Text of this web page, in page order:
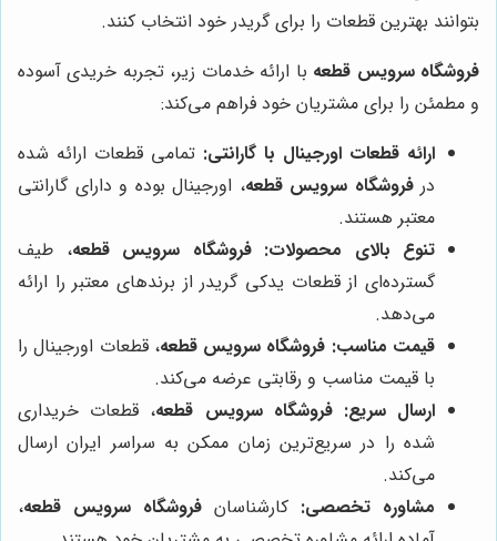
بتوانند بهترین قطعات را برای گریدر خود انتخاب کنند.
فروشگاه سرویس قطعه با ارائه خدمات زیر، تجربه خریدی آسوده
و مطمئن را برای مشتریان خود فراهم می‌کند:
ارائه قطعات اورجینال با گارانتی: تمامی قطعات ارائه شده
درفروشگاه سرویس قطعه، اورجینال بوده و دارای گارانتی
معتبر هستند.
تنوع بالای محصولات: فروشگاه سرویس قطعه، طیف
گسترده‌ای از قطعات یدکی گریدر از برندهای معتبر را ارائه
می‌دهد.
قیمت مناسب: فروشگاه سرویس قطعه، قطعات اورجینال را
با قیمت مناسب و رقابتی عرضه می‌کند.
ارسال سریع: فروشگاه سرویس قطعه، قطعات خریداری
شده را در سریع‌ترین زمان ممکن به سراسر ایران ارسال
می‌کند.
مشاوره تخصصی: کارشناسان فروشگاه سرویس قطعه،